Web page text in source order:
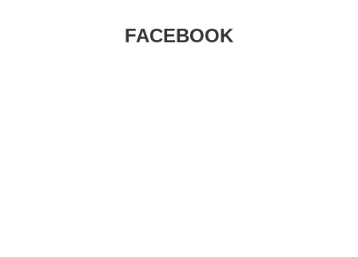
FACEBOOK